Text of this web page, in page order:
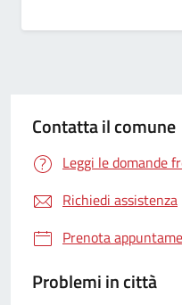
Contatta il comune
Leggi le domande
Richiedi assistenza
Prenota
Problemi in città